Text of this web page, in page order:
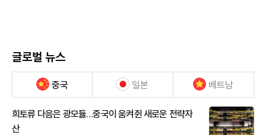
글로벌 뉴스
중국 일본 베트남
희토류 다음은 광모듈…중국이 움켜쥔 새로운 전략자
산